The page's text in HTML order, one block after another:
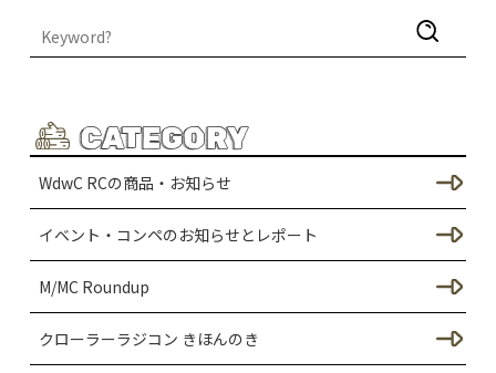
CATEGORY
WdwC RCの商品・お知らせ
イベント・コンペのお知らせとレポート
M/MC Roundup
クローラーラジコン きほんのき